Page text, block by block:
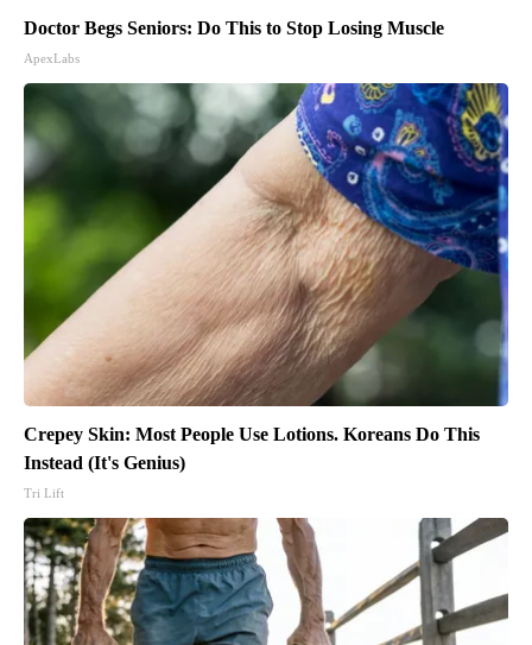
Doctor Begs Seniors: Do This to Stop Losing Muscle
ApexLabs
Crepey Skin: Most People Use Lotions. Koreans Do This
Instead (It's Genius)
Tri Lift